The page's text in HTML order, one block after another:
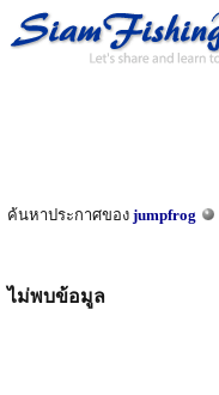
ค้นหาประกาศของ jumpfrog
ไม่พบข้อมูล